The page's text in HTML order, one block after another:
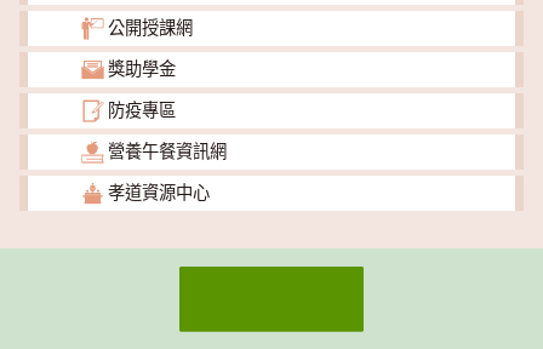
公開授課網
獎助學金
防疫專區
營養午餐資訊網
孝道資源中心